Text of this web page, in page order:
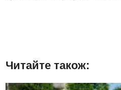
Читайте також: